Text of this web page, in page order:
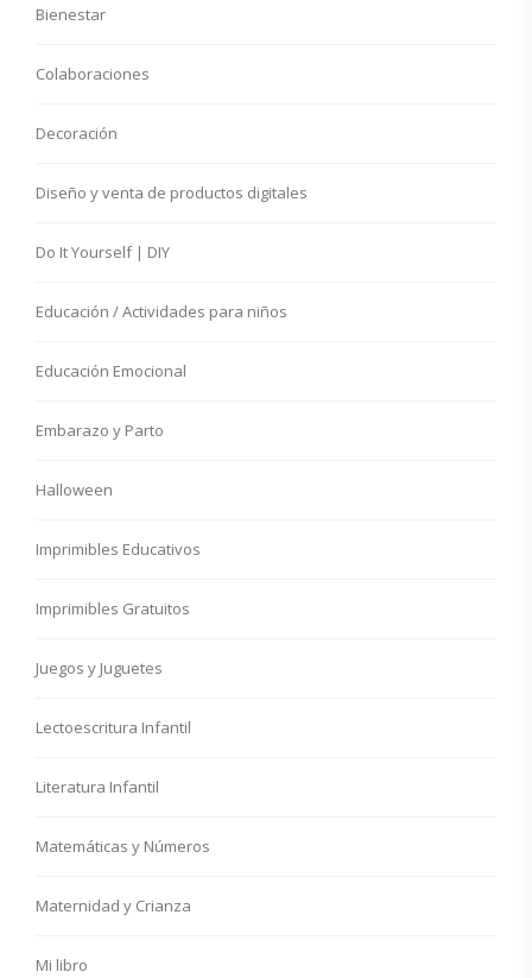
Bienestar
Colaboraciones
Decoración
Diseño y venta de productos digitales
Do It Yourself | DIY
Educación / Actividades para niños
Educación Emocional
Embarazo y Parto
Halloween
Imprimibles Educativos
Imprimibles Gratuitos
Juegos y Juguetes
Lectoescritura Infantil
Literatura Infantil
Matemáticas y Números
Maternidad y Crianza
Mi libro